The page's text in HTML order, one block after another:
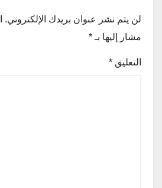
لن يتم نشر عنوان بريدك الإلكتروني.
مشار إليها بـ *
التعليق *